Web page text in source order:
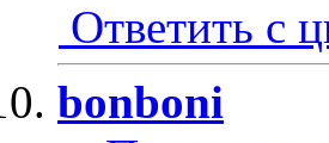
Ответить с
bonboni